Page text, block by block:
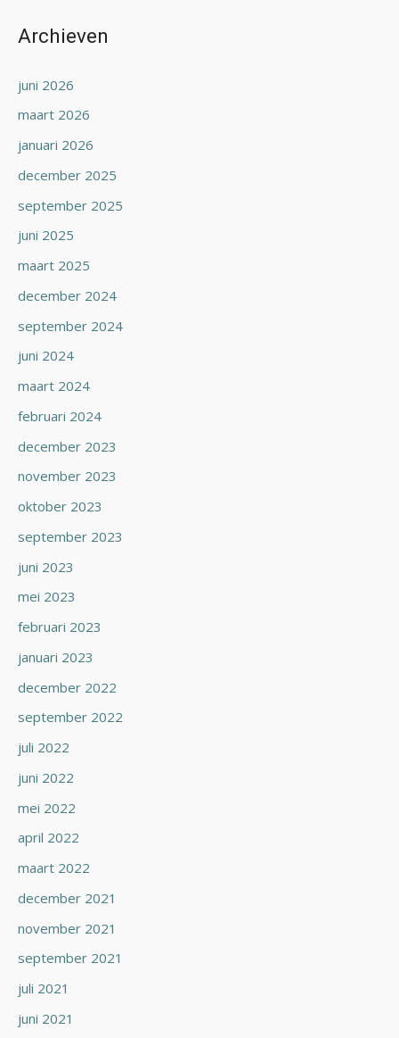
Archieven
juni 2026
maart 2026
januari 2026
december 2025
september 2025
juni 2025
maart 2025
december 2024
september 2024
juni 2024
maart 2024
februari 2024
december 2023
november 2023
oktober 2023
september 2023
juni 2023
mei 2023
februari 2023
januari 2023
december 2022
september 2022
juli 2022
juni 2022
mei 2022
april 2022
maart 2022
december 2021
november 2021
september 2021
juli 2021
juni 2021